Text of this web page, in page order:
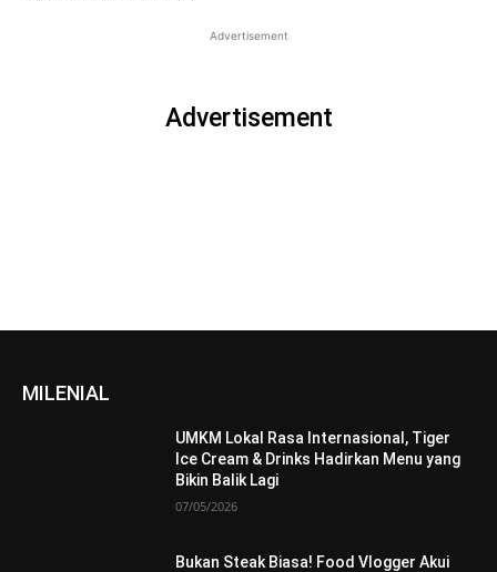
Advertisement
Advertisement
MILENIAL
UMKM Lokal Rasa Internasional, Tiger
Ice Cream & Drinks Hadirkan Menu yang
Bikin Balik Lagi
07/05/2026
Bukan Steak Biasa! Food Vlogger Akui